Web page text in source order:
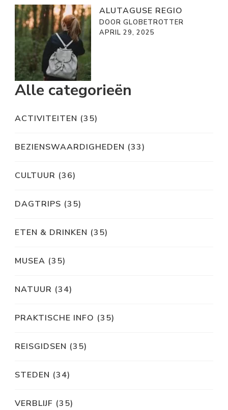
ALUTAGUSE REGIO
DOOR GLOBETROTTER
APRIL 29, 2025
Alle categorieën
ACTIVITEITEN (35)
BEZIENSWAARDIGHEDEN (33)
CULTUUR (36)
DAGTRIPS (35)
ETEN & DRINKEN (35)
MUSEA (35)
NATUUR (34)
PRAKTISCHE INFO (35)
REISGIDSEN (35)
STEDEN (34)
VERBLIJF (35)